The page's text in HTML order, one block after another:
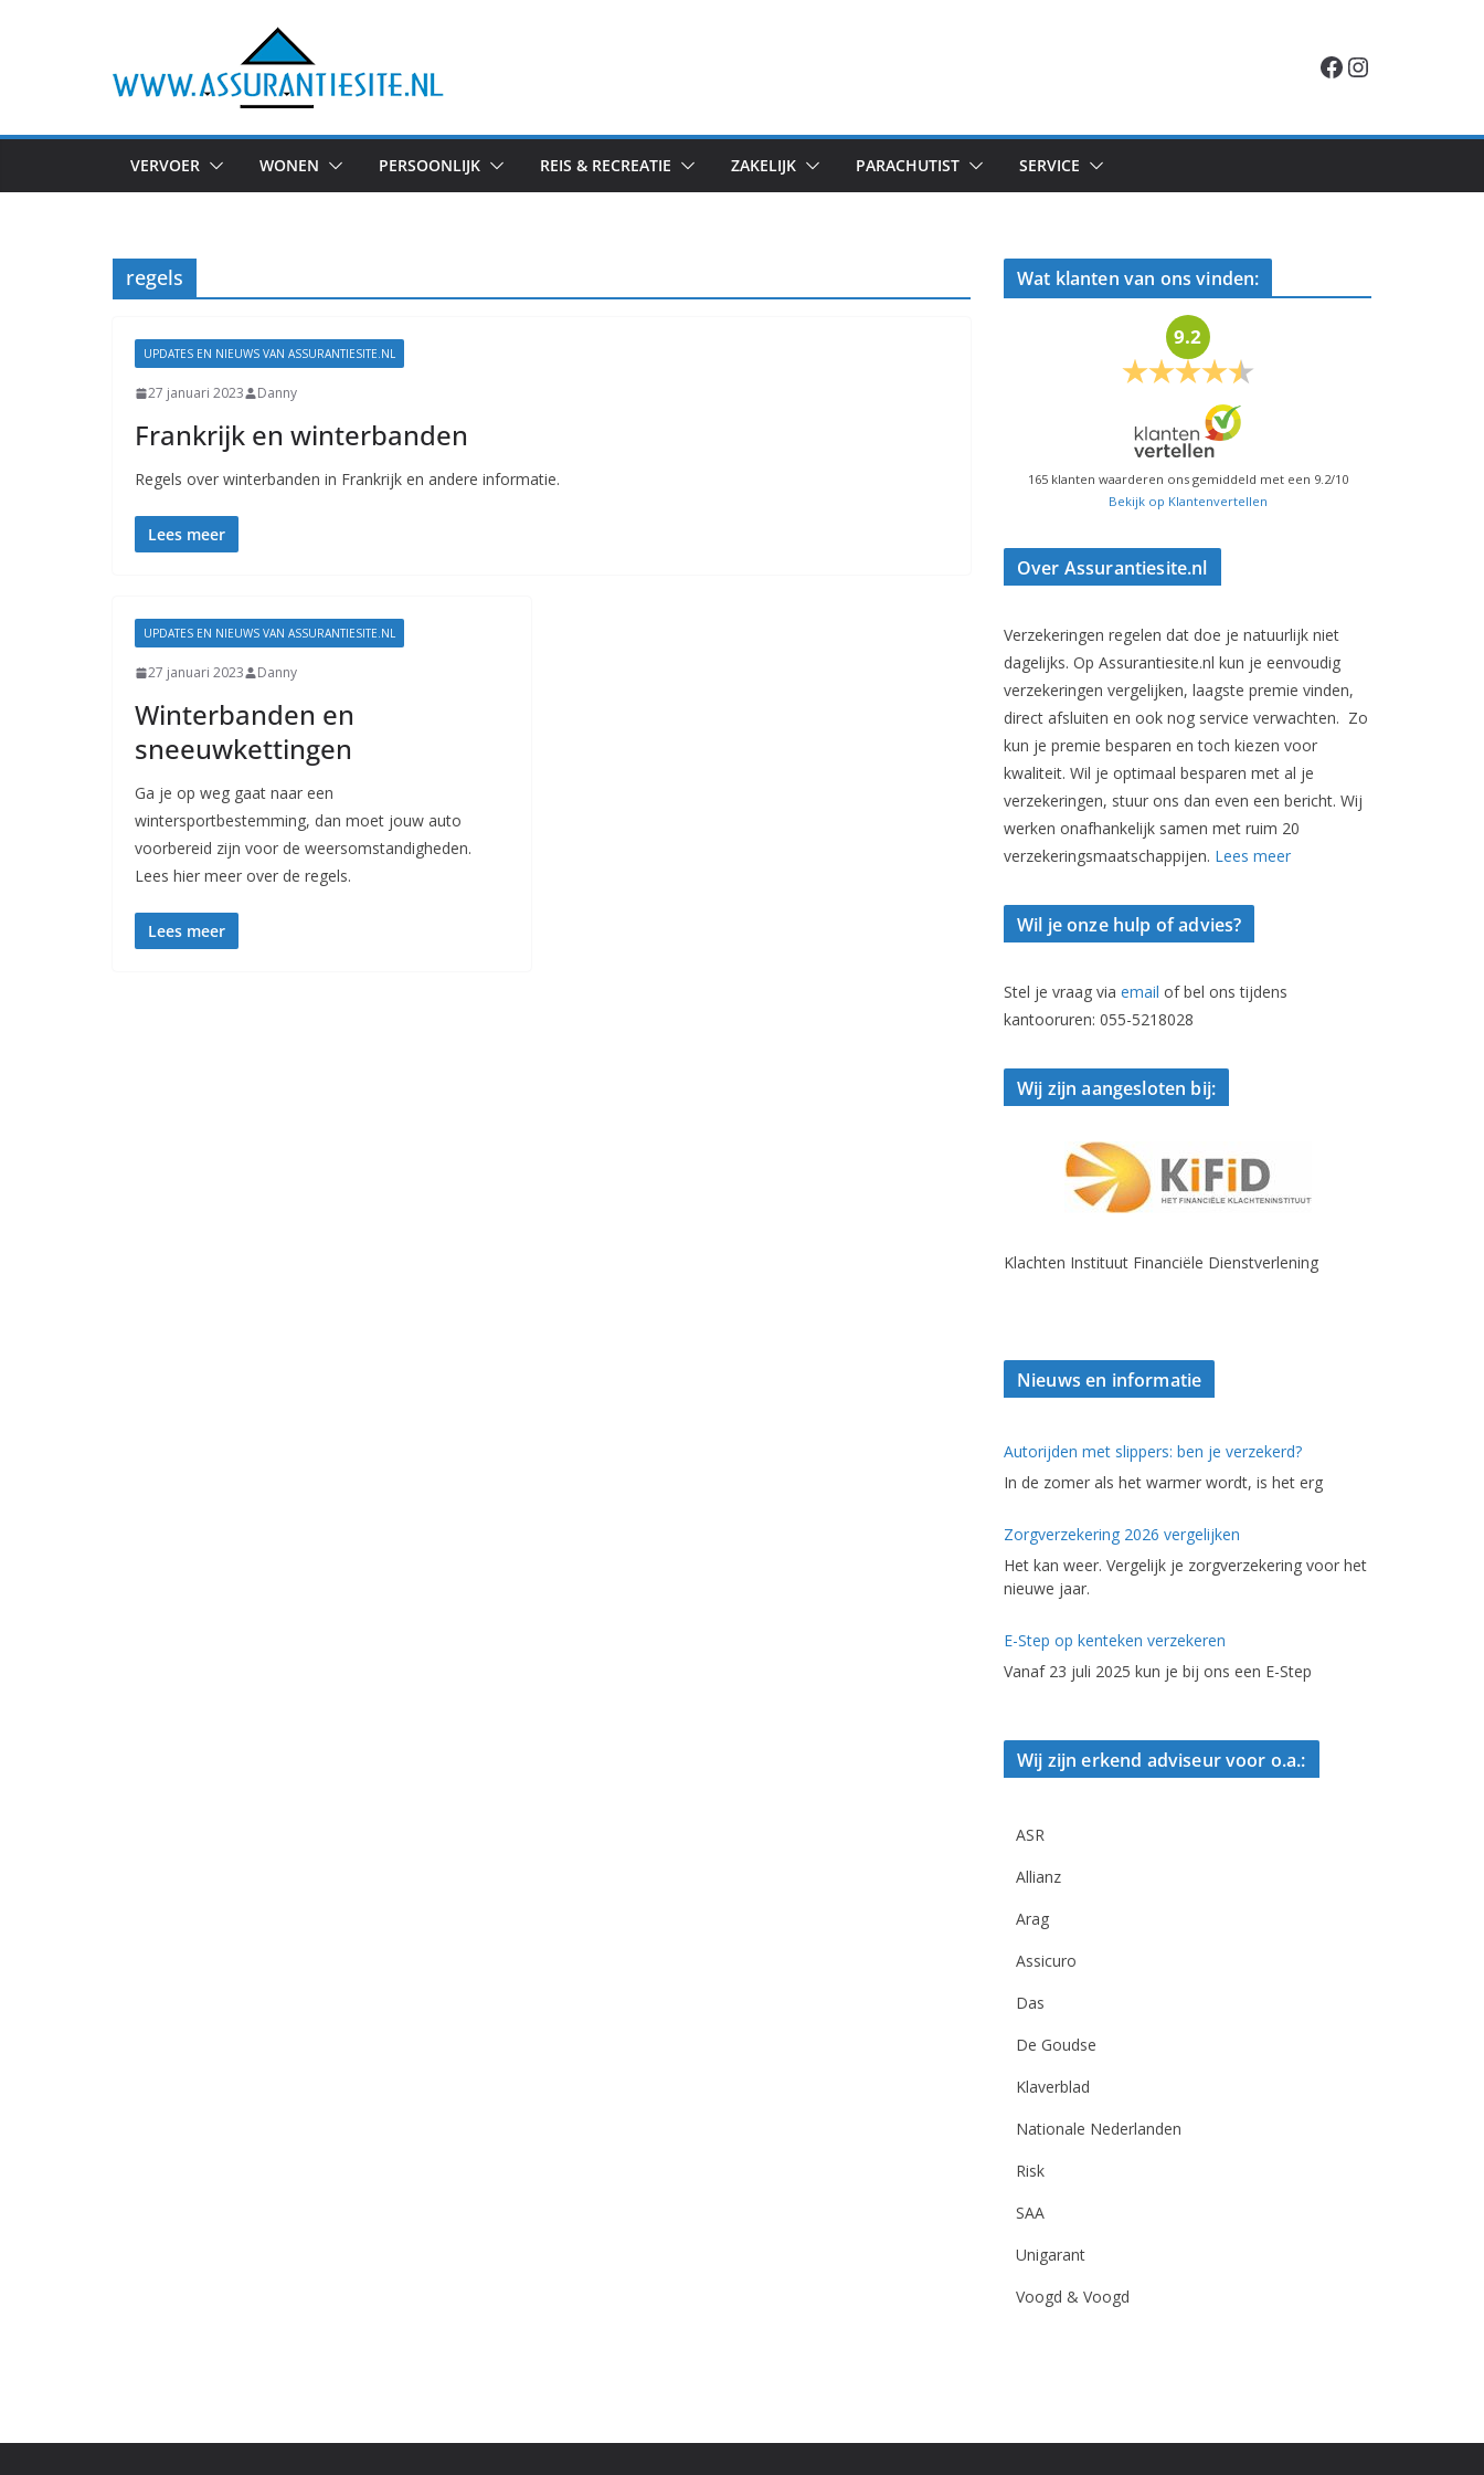
Facebook
Instagram
VERVOER WONEN PERSOONLIJK REIS & RECREATIE ZAKELIJK PARACHUTIST SERVICE
regels
UPDATES EN NIEUWS VAN ASSURANTIESITE.NL
27 januari 2023 Danny
Frankrijk en winterbanden
Regels over winterbanden in Frankrijk en andere informatie.
Lees meer
UPDATES EN NIEUWS VAN ASSURANTIESITE.NL
27 januari 2023 Danny
Winterbanden en
sneeuwkettingen
Ga je op weg gaat naar een
wintersportbestemming, dan moet jouw auto
voorbereid zijn voor de weersomstandigheden.
Lees hier meer over de regels.
Lees meer
Wat klanten van ons vinden:
9.2
165klanten waarderen ons gemiddeld met een 9.2/10
Bekijk op Klantenvertellen
Over Assurantiesite.nl
Verzekeringen regelen dat doe je natuurlijk niet
dagelijks. Op Assurantiesite.nl kun je eenvoudig
verzekeringen vergelijken, laagste premie vinden,
direct afsluiten en ook nog service verwachten. Zo
kun je premie besparen en toch kiezen voor
kwaliteit. Wil je optimaal besparen met al je
verzekeringen, stuur ons dan even een bericht. Wij
werken onafhankelijk samen met ruim 20
verzekeringsmaatschappijen. Lees meer
Wil je onze hulp of advies?
Stel je vraag via email of bel ons tijdens
kantooruren: 055-5218028
Wij zijn aangesloten bij:
Klachten Instituut Financiële Dienstverlening
Nieuws en informatie
Autorijden met slippers: ben je verzekerd?
In de zomer als het warmer wordt, is het erg
Zorgverzekering 2026 vergelijken
Het kan weer. Vergelijk je zorgverzekering voor het
nieuwe jaar.
E-Step op kenteken verzekeren
Vanaf 23 juli 2025 kun je bij ons een E-Step
Wij zijn erkend adviseur voor o.a.:
ASR
Allianz
Arag
Assicuro
Das
De Goudse
Klaverblad
Nationale Nederlanden
Risk
SAA
Unigarant
Voogd & Voogd